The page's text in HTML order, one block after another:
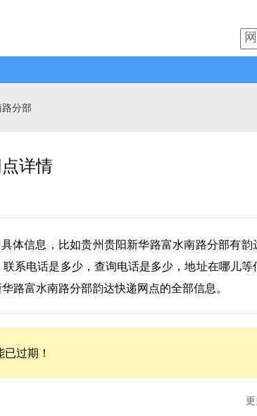
分部
详情
体信息，比如贵州贵阳新华路富水南路分部有韵
系电话是多少，查询电话是多少，地址在哪儿等
路富水南路分部韵达快递网点的全部信息。
过期！